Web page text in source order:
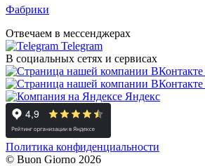
Фабрики
Отвечаем в мессенджерах
Telegram
В социальных сетях и сервисах
Яндекс
Политика конфиденциальности
© Buon Giorno 2026